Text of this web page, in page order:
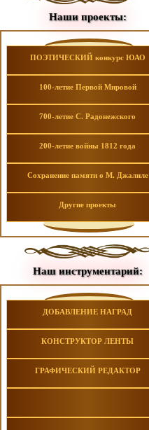
Наши проекты:
ПОЭТИЧЕСКИЙ конкурс ЮАО
100-летие Первой Мировой
700-летие С. Радонежского
200-летие войны 1812 года
Сохранение памяти о М. Джалиле
Другие проекты
Наш инструментарий:
ДОБАВЛЕНИЕ НАГРАД
КОНСТРУКТОР ЛЕНТЫ
ГРАФИЧЕСКИЙ РЕДАКТОР